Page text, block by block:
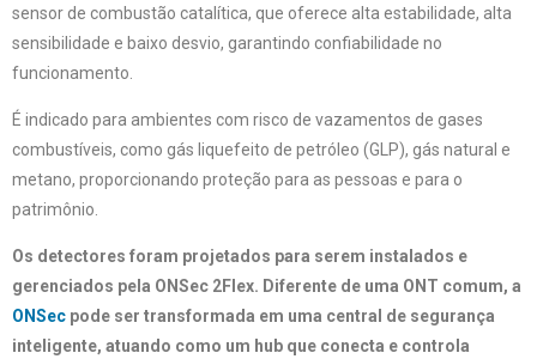
sensor de combustão catalítica, que oferece alta estabilidade, alta
sensibilidade e baixo desvio, garantindo confiabilidade no
funcionamento.
É indicado para ambientes com risco de vazamentos de gases
combustíveis, como gás liquefeito de petróleo (GLP), gás natural e
metano, proporcionando proteção para as pessoas e para o
patrimônio.
Os detectores foram projetados para serem instalados e
gerenciados pela ONSec 2Flex. Diferente de uma ONT comum, a
ONSec pode ser transformada em uma central de segurança
inteligente, atuando como um hub que conecta e controla